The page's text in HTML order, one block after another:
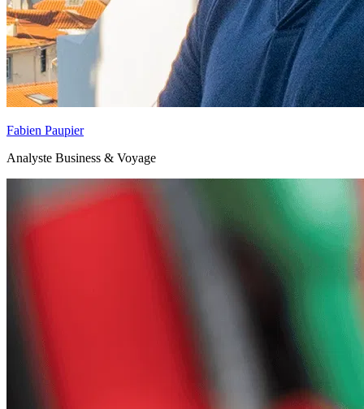
Fabien Paupier
Analyste Business & Voyage